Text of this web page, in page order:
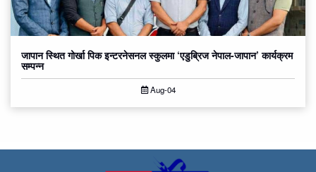
जापान स्थित गोर्खा पिक इन्टरनेसनल स्कुलमा ‘एडुब्रिज नेपाल-जापान’ कार्यक्रम
सम्पन्न
Aug-04